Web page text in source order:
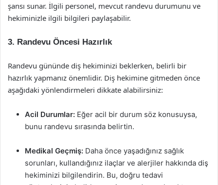
şansı sunar. İlgili personel, mevcut randevu durumunu ve
hekiminizle ilgili bilgileri paylaşabilir.
3. Randevu Öncesi Hazırlık
Randevu gününde diş hekiminizi beklerken, belirli bir
hazırlık yapmanız önemlidir. Diş hekimine gitmeden önce
aşağıdaki yönlendirmeleri dikkate alabilirsiniz:
Acil Durumlar: Eğer acil bir durum söz konusuysa,
bunu randevu sırasında belirtin.
Medikal Geçmiş: Daha önce yaşadığınız sağlık
sorunları, kullandığınız ilaçlar ve alerjiler hakkında diş
hekiminizi bilgilendirin. Bu, doğru tedavi